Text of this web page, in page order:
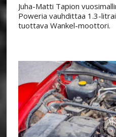
Juha-Matti Tapion
Poweria vauhdittaa 1.3-
tuottava Wankel-moottori.